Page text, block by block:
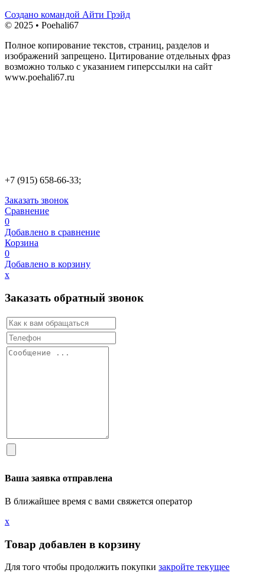
Создано командой Айти Грэйд
© 2025 • Poehali67
Полное копирование текстов, страниц, разделов и
изображений запрещено. Цитирование отдельных фраз
возможно только с указанием гиперссылки на сайт
www.poehali67.ru
+7 (915) 658-66-33;
Заказать звонок
Сравнение
0
Добавлено в сравнение
Корзина
0
Добавлено в корзину
х
Заказать обратный звонок
Ваша заявка отправлена
В ближайшее время с вами свяжется оператор
х
Товар добавлен в корзину
Для того чтобы продолжить покупки закройте текущее